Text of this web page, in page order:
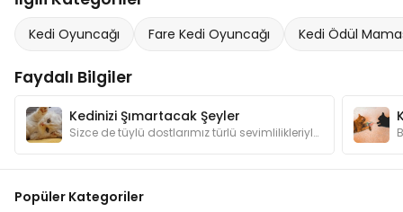
Kedi Oyuncağı Fare Kedi Oyuncağı Kedi Ödül
Faydalı Bilgiler
Kedinizi Şımartacak Şeyler
Sizce de tüylü dostlarımız türlü sevimlilikleriyle şımartılmayı hak etmiyorlar mı? Kedilerimizin canının sıkılmaması için hangi hediyelerden alalım?
Popüler Kategoriler